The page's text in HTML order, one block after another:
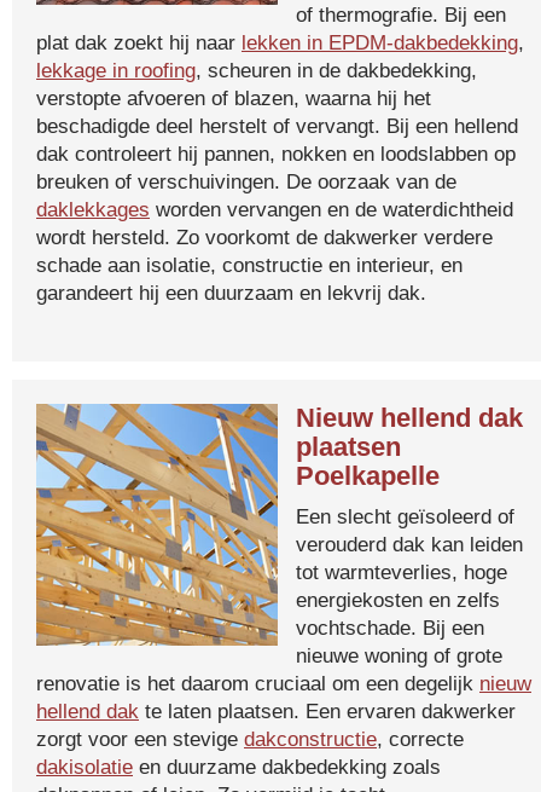
of thermografie. Bij een
plat dak zoekt hij naar lekken in EPDM-dakbedekking,
lekkage in roofing, scheuren in de dakbedekking,
verstopte afvoeren of blazen, waarna hij het
beschadigde deel herstelt of vervangt. Bij een hellend
dak controleert hij pannen, nokken en loodslabben op
breuken of verschuivingen. De oorzaak van de
daklekkages worden vervangen en de waterdichtheid
wordt hersteld. Zo voorkomt de dakwerker verdere
schade aan isolatie, constructie en interieur, en
garandeert hij een duurzaam en lekvrij dak.
Nieuw hellend dak
plaatsen
Poelkapelle
Een slecht geïsoleerd of
verouderd dak kan leiden
tot warmteverlies, hoge
energiekosten en zelfs
vochtschade. Bij een
nieuwe woning of grote
renovatie is het daarom cruciaal om een degelijk nieuw
hellend dak te laten plaatsen. Een ervaren dakwerker
zorgt voor een stevige dakconstructie, correcte
dakisolatie en duurzame dakbedekking zoals